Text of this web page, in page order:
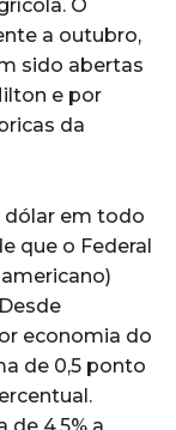
O
a outubro,
sido abertas
e por
da
dólar em todo
que o Federal
economia do
de 0,5 ponto